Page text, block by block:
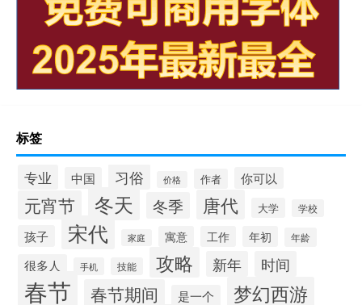
标签
专业 中国 习俗 价格 作者 你可以
元宵节 冬天 冬季 唐代 大学 学校
孩子 宋代 家庭 寓意 工作 年初 年龄
很多人 手机 技能 攻略 新年 时间
春节 春节期间 是一个 梦幻西游